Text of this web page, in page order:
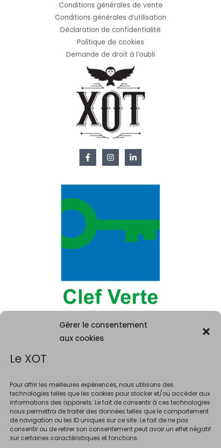
Gérer le consentement
aux cookies
Le XOT
Pour offrir les meilleures expériences, nous utilisons des
technologies telles que les cookies pour stocker et/ou accéder aux
informations des appareils. Le fait de consentir à ces technologies
nous permettra de traiter des données telles que le comportement
de navigation ou les ID uniques sur ce site. Le fait de ne pas
consentir ou de retirer son consentement peut avoir un effet négatif
sur certaines caractéristiques et fonctions.
Conditions générales de vente
Conditions générales d’utilisation
Déclaration de confidentialité
Politique de cookies
Demande de droit à l’oubli
La consommation d'alcool est vivement déconseillée aux femme
enceintes. La vente d'alcool est interdite au mineurs de moins de 18 ans.
En accédant à ce site et à nos offres, vous déclarez avoir 18 ans révolus.